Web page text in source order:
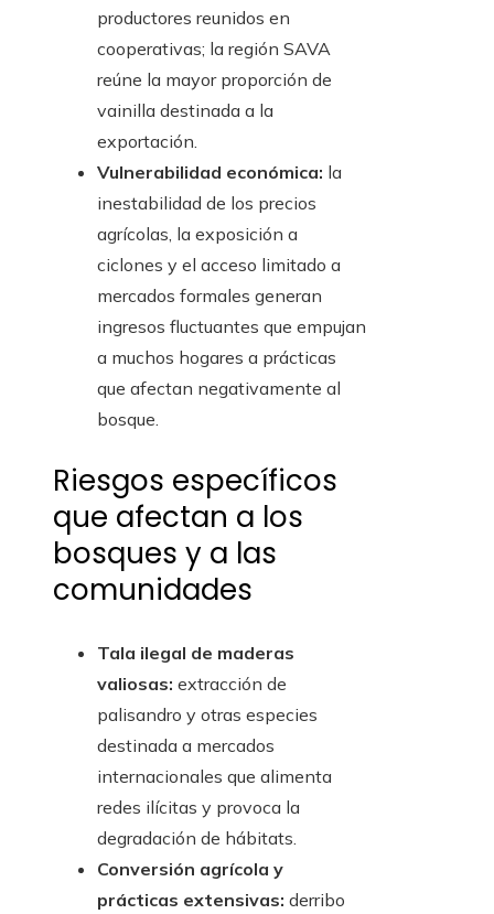
productores reunidos en
cooperativas; la región SAVA
reúne la mayor proporción de
vainilla destinada a la
exportación.
Vulnerabilidad económica: la
inestabilidad de los precios
agrícolas, la exposición a
ciclones y el acceso limitado a
mercados formales generan
ingresos fluctuantes que empujan
a muchos hogares a prácticas
que afectan negativamente al
bosque.
Riesgos específicos
que afectan a los
bosques y a las
comunidades
Tala ilegal de maderas
valiosas: extracción de
palisandro y otras especies
destinada a mercados
internacionales que alimenta
redes ilícitas y provoca la
degradación de hábitats.
Conversión agrícola y
prácticas extensivas: derribo